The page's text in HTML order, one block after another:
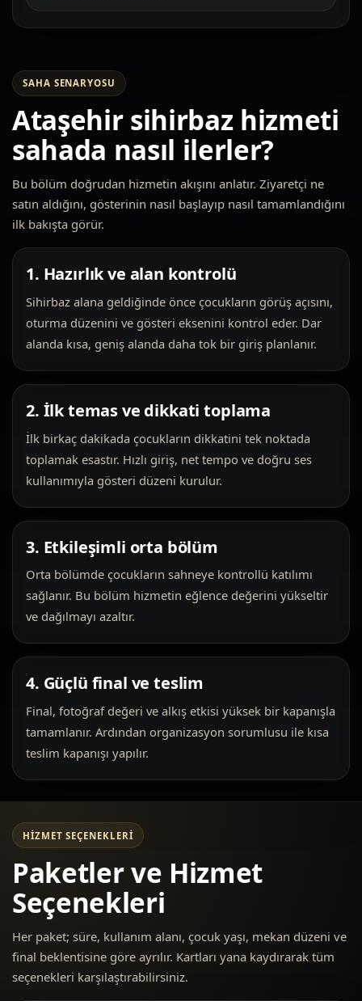
SAHA SENARYOSU
Ataşehir sihirbaz hizmeti
sahada nasıl ilerler?
Bu bölüm doğrudan hizmetin akışını anlatır. Ziyaretçi ne
satın aldığını, gösterinin nasıl başlayıp nasıl tamamlandığını
ilk bakışta görür.
1. Hazırlık ve alan kontrolü
Sihirbaz alana geldiğinde önce çocukların görüş açısını,
oturma düzenini ve gösteri eksenini kontrol eder. Dar
alanda kısa, geniş alanda daha tok bir giriş planlanır.
2. İlk temas ve dikkati toplama
İlk birkaç dakikada çocukların dikkatini tek noktada
toplamak esastır. Hızlı giriş, net tempo ve doğru ses
kullanımıyla gösteri düzeni kurulur.
3. Etkileşimli orta bölüm
Orta bölümde çocukların sahneye kontrollü katılımı
sağlanır. Bu bölüm hizmetin eğlence değerini yükseltir
ve dağılmayı azaltır.
4. Güçlü final ve teslim
Final, fotoğraf değeri ve alkış etkisi yüksek bir kapanışla
tamamlanır. Ardından organizasyon sorumlusu ile kısa
teslim kapanışı yapılır.
HIZMET SEÇENEKLERI
Paketler ve Hizmet
Seçenekleri
Her paket; süre, kullanım alanı, çocuk yaşı, mekan düzeni ve
final beklentisine göre ayrılır. Kartları yana kaydırarak tüm
seçenekleri karşılaştırabilirsiniz.